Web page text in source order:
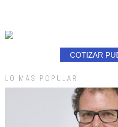
COTIZAR
LO MAS POPULAR